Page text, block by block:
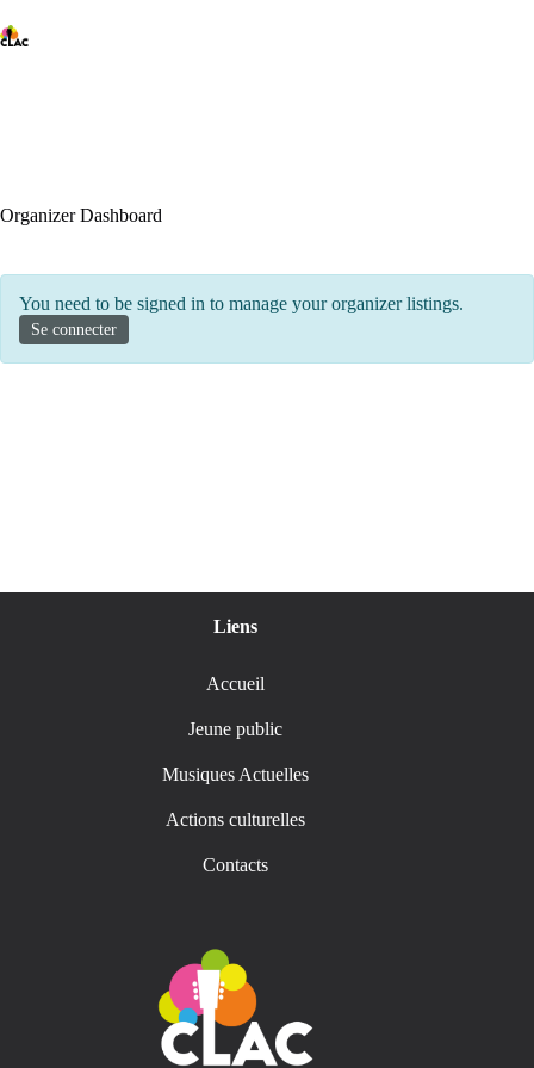
au
contenu
Organizer Dashboard
You need to be signed in to manage your organizer listings.
Se connecter
Liens
Accueil
Jeune public
Musiques Actuelles
Actions culturelles
Contacts